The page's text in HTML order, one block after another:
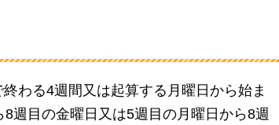
わる4週間又は起算する月曜日から始ま
週目の金曜日又は5週目の月曜日から8週